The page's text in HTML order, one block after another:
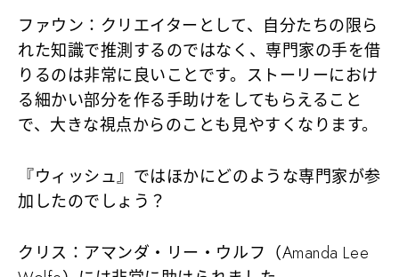
ファウン ：クリエイターとして、自分たちの限ら
れた知識で推測するのではなく、専門家の手を借
りるのは非常に良いことです。ストーリーにおけ
る細かい部分を作る手助けをしてもらえること
で、大きな視点からのことも見やすくなります。
『ウィッシュ』ではほかにどのような専門家が参
加したのでしょう？
クリス ：アマンダ・リー・ウルフ（Amanda Lee